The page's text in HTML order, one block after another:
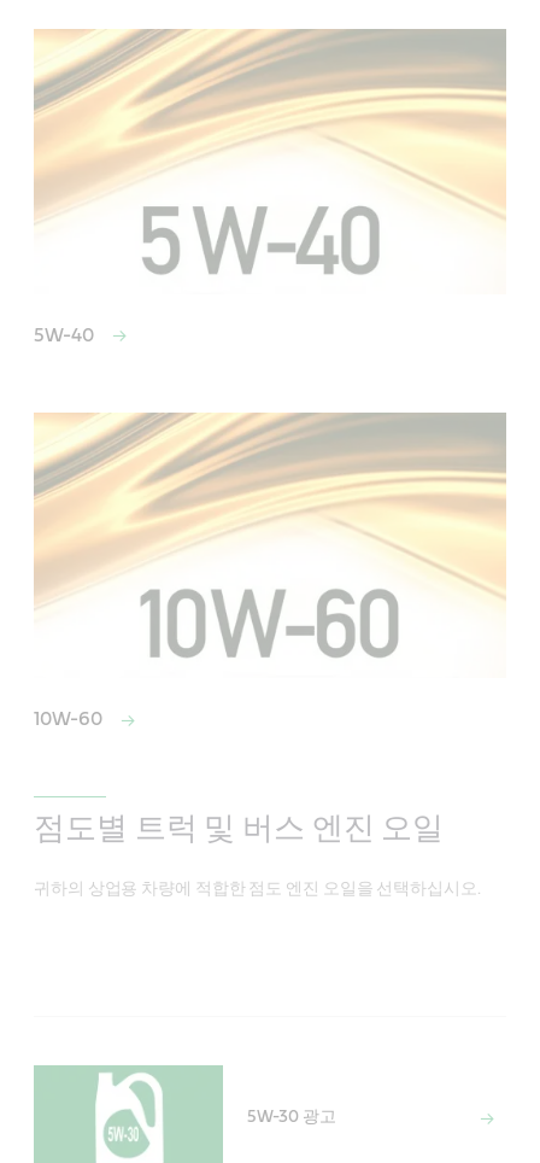
5W-40
10W-60
점도별 트럭 및 버스 엔진 오일
귀하의 상업용 차량에 적합한 점도 엔진 오일을 선택하십시오.
5W-30 광고